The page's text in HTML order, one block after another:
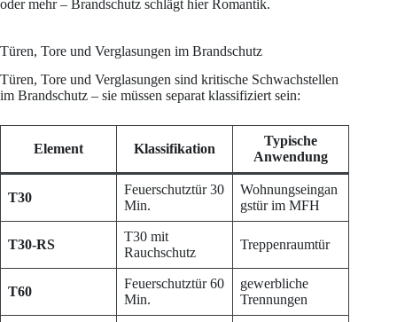
oder mehr – Brandschutz schlägt hier Romantik.
Türen, Tore und Verglasungen im Brandschutz
Türen, Tore und Verglasungen sind kritische Schwachstellen
im Brandschutz – sie müssen separat klassifiziert sein:
Element Klassifikation
Typische
Anwendung
T30
Feuerschutztür 30
Min.
Wohnungseingan
gstür im MFH
T30-RS
T30 mit
Rauchschutz
Treppenraumtür
T60
Feuerschutztür 60
Min.
gewerbliche
Trennungen